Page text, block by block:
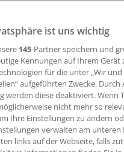
in England sind nicht
in Kliniken. Ihr
ist uns wichtig
145-Partner speichern und
Kennungen auf Ihrem
für die unter „Wir
aufgeführten Zwecke.
werden diese deaktiviert.
nicht mehr so
Ihre Einstellungen zu ändern
verwalten am
links auf der Webseite, falls